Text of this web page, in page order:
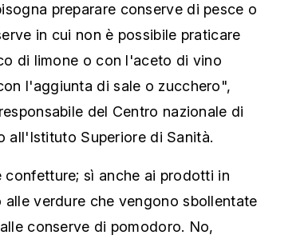
preparare conserve di pesce o
in cui non è possibile praticare
di limone o con l'aceto di vino
l'aggiunta di sale o zucchero",
del Centro nazionale di
all'Istituto Superiore di Sanità.
confetture; sì anche ai prodotti in
verdure che vengono sbollentate
conserve di pomodoro. No,